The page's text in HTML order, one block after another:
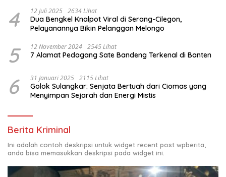
4 12 Juli 2025 2634 Lihat
Dua Bengkel Knalpot Viral di Serang-Cilegon,
Pelayanannya Bikin Pelanggan Melongo
5 12 November 2024 2545 Lihat
7 Alamat Pedagang Sate Bandeng Terkenal di Banten
6 31 Januari 2025 2115 Lihat
Golok Sulangkar: Senjata Bertuah dari Ciomas yang
Menyimpan Sejarah dan Energi Mistis
Berita Kriminal
Ini adalah contoh deskripsi untuk widget recent post wpberita,
anda bisa memasukkan deskripsi pada widget ini.